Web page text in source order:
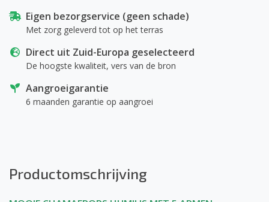
Eigen bezorgservice (geen schade)
Met zorg geleverd tot op het terras
Direct uit Zuid-Europa geselecteerd
De hoogste kwaliteit, vers van de bron
Aangroeigarantie
6 maanden garantie op aangroei
Productomschrijving